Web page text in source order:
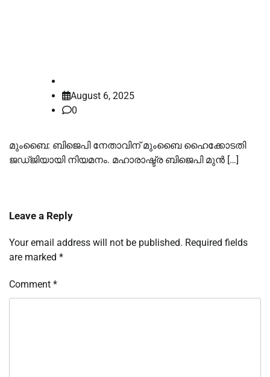
August 6, 2025
0
മുംബൈ: ബിജെപി നേതാവിന് മുംബൈ ഹൈക്കോടതി
ജഡ്ജിയായി നിയമനം. മഹാരാഷ്ട്ര ബിജെപി മുൻ […]
Leave a Reply
Your email address will not be published. Required fields
are marked *
Comment *